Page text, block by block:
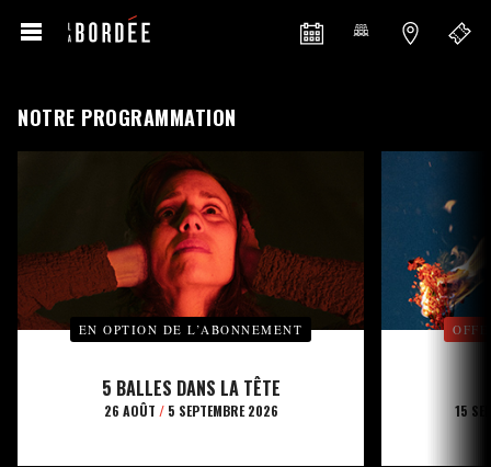
NOTRE PROGRAMMATION
EN OPTION DE L’ABONNEMENT
5 BALLES DANS LA TÊTE
26 AOÛT /5 SEPTEMBRE 2026 15